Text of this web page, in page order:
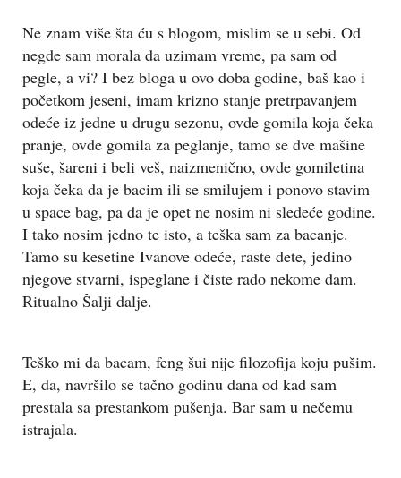
Ne znam više šta ću s blogom, mislim se u sebi. Od
negde sam morala da uzimam vreme, pa sam od
pegle, a vi? I bez bloga u ovo doba godine, baš kao i
početkom jeseni, imam krizno stanje pretrpavanjem
odeće iz jedne u drugu sezonu, ovde gomila koja čeka
pranje, ovde gomila za peglanje, tamo se dve mašine
suše, šareni i beli veš, naizmenično, ovde gomiletina
koja čeka da je bacim ili se smilujem i ponovo stavim
u space bag, pa da je opet ne nosim ni sledeće godine.
I tako nosim jedno te isto, a teška sam za bacanje.
Tamo su kesetine Ivanove odeće, raste dete, jedino
njegove stvarni, ispeglane i čiste rado nekome dam.
Ritualno Šalji dalje.
Teško mi da bacam, feng šui nije filozofija koju pušim.
E, da, navršilo se tačno godinu dana od kad sam
prestala sa prestankom pušenja. Bar sam u nečemu
istrajala.